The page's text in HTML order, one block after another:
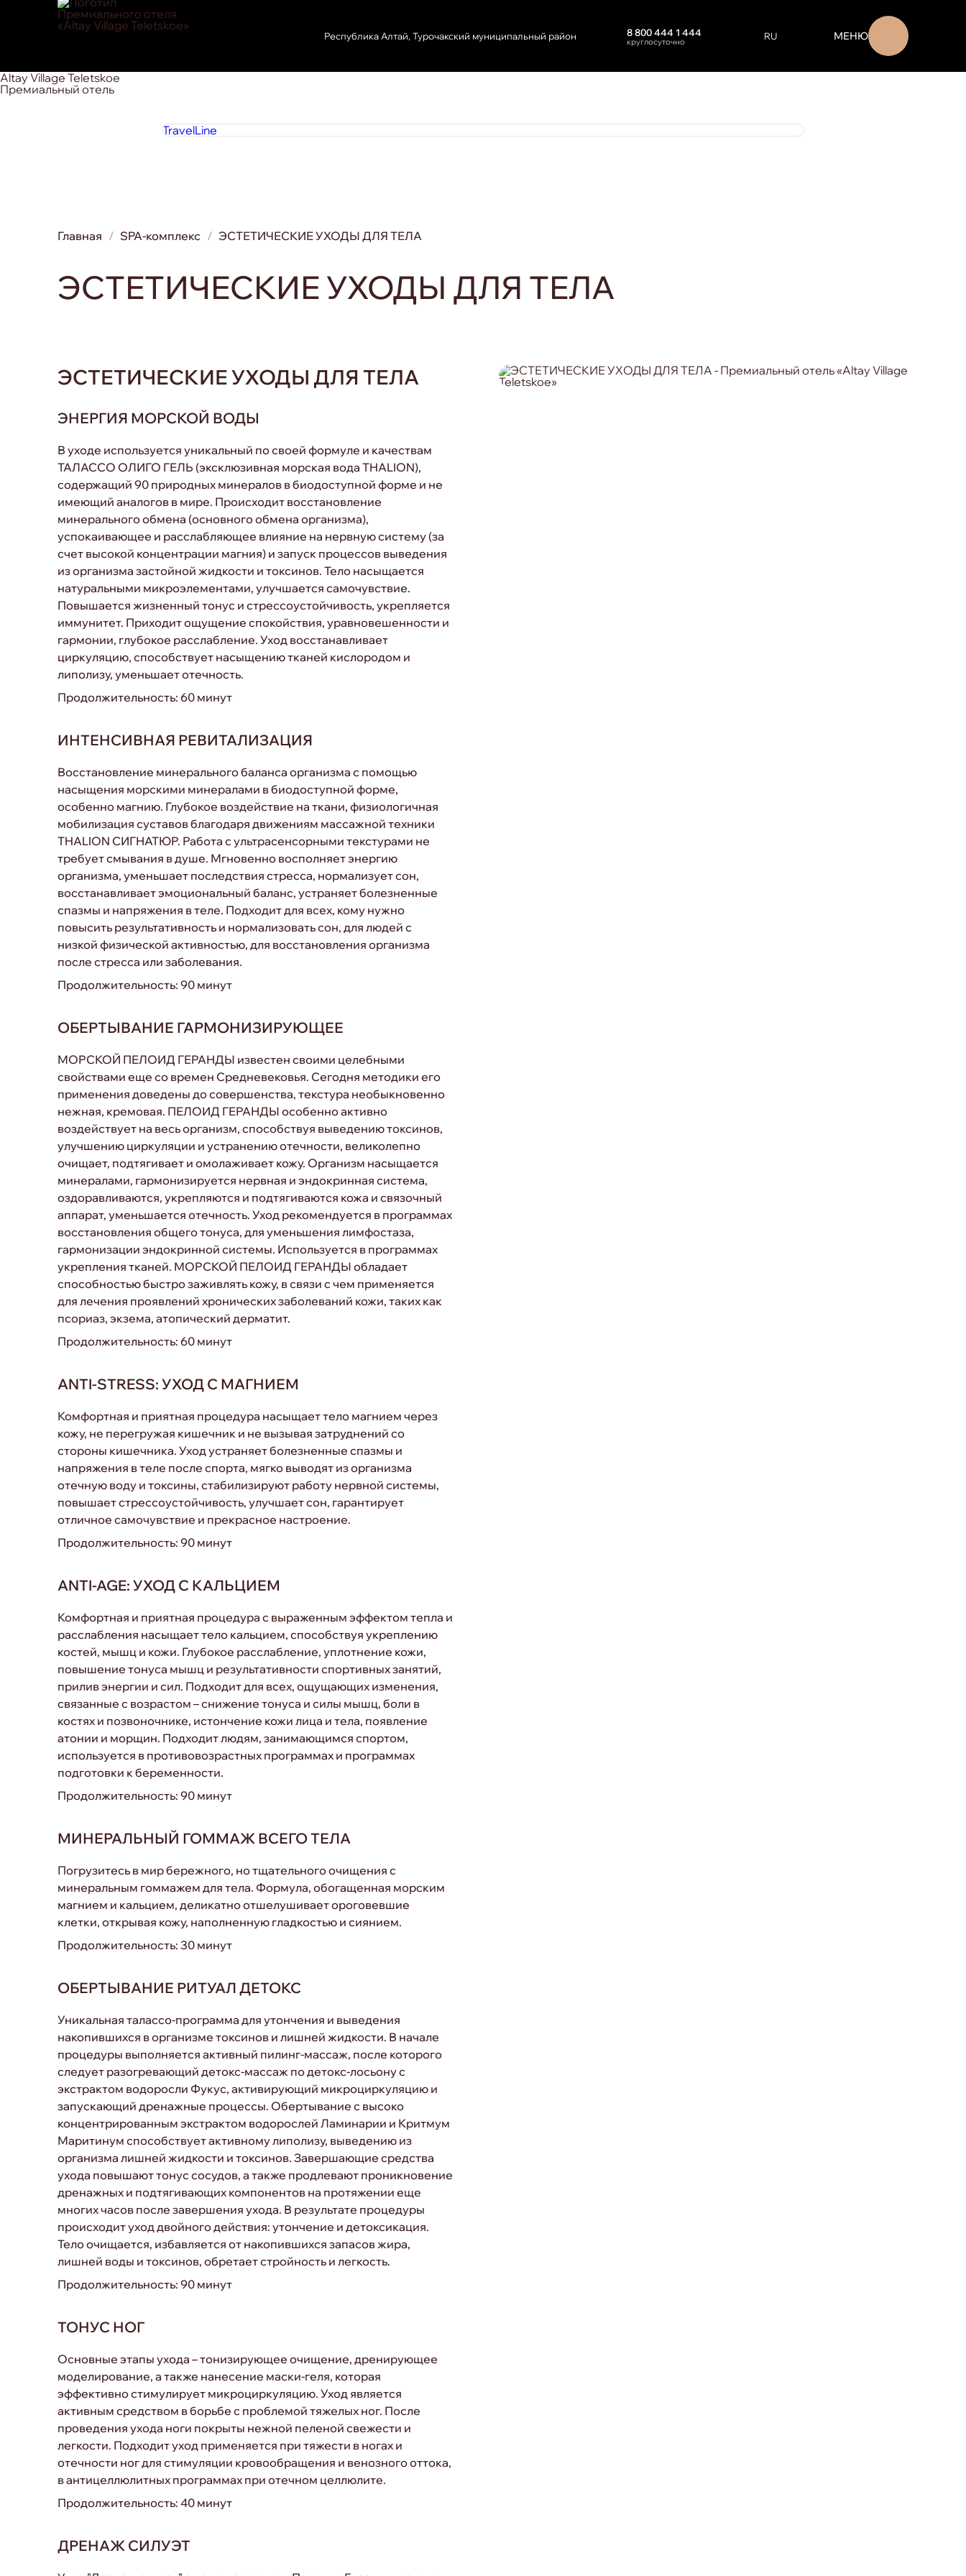
Altay Village Teletskoe
Премиальный отель
Республика Алтай, Турочакский муниципальный район 8 800 444 1 444
круглосуточно RU МЕНЮ
TravelLine
Главная SPA-комплекс ЭСТЕТИЧЕСКИЕ УХОДЫ ДЛЯ ТЕЛА
ЭСТЕТИЧЕСКИЕ УХОДЫ ДЛЯ ТЕЛА
ЭСТЕТИЧЕСКИЕ УХОДЫ ДЛЯ ТЕЛА
ЭНЕРГИЯ МОРСКОЙ ВОДЫ
В уходе используется уникальный по своей формуле и качествам
ТАЛАССО ОЛИГО ГЕЛЬ (эксклюзивная морская вода THALION),
содержащий 90 природных минералов в биодоступной форме и не
имеющий аналогов в мире. Происходит восстановление
минерального обмена (основного обмена организма),
успокаивающее и расслабляющее влияние на нервную систему (за
счет высокой концентрации магния) и запуск процессов выведения
из организма застойной жидкости и токсинов. Тело насыщается
натуральными микроэлементами, улучшается самочувствие.
Повышается жизненный тонус и стрессоустойчивость, укрепляется
иммунитет. Приходит ощущение спокойствия, уравновешенности и
гармонии, глубокое расслабление. Уход восстанавливает
циркуляцию, способствует насыщению тканей кислородом и
липолизу, уменьшает отечность.
Продолжительность: 60 минут
ИНТЕНСИВНАЯ РЕВИТАЛИЗАЦИЯ
Восстановление минерального баланса организма с помощью
насыщения морскими минералами в биодоступной форме,
особенно магнию. Глубокое воздействие на ткани, физиологичная
мобилизация суставов благодаря движениям массажной техники
THALION СИГНАТЮР. Работа с ультрасенсорными текстурами не
требует смывания в душе. Мгновенно восполняет энергию
организма, уменьшает последствия стресса, нормализует сон,
восстанавливает эмоциональный баланс, устраняет болезненные
спазмы и напряжения в теле. Подходит для всех, кому нужно
повысить результативность и нормализовать сон, для людей с
низкой физической активностью, для восстановления организма
после стресса или заболевания.
Продолжительность: 90 минут
ОБЕРТЫВАНИЕ ГАРМОНИЗИРУЮЩЕЕ
МОРСКОЙ ПЕЛОИД ГЕРАНДЫ известен своими целебными
свойствами еще со времен Средневековья. Сегодня методики его
применения доведены до совершенства, текстура необыкновенно
нежная, кремовая. ПЕЛОИД ГЕРАНДЫ особенно активно
воздействует на весь организм, способствуя выведению токсинов,
улучшению циркуляции и устранению отечности, великолепно
очищает, подтягивает и омолаживает кожу. Организм насыщается
минералами, гармонизируется нервная и эндокринная система,
оздоравливаются, укрепляются и подтягиваются кожа и связочный
аппарат, уменьшается отечность. Уход рекомендуется в программах
восстановления общего тонуса, для уменьшения лимфостаза,
гармонизации эндокринной системы. Используется в программах
укрепления тканей. МОРСКОЙ ПЕЛОИД ГЕРАНДЫ обладает
способностью быстро заживлять кожу, в связи с чем применяется
для лечения проявлений хронических заболеваний кожи, таких как
псориаз, экзема, атопический дерматит.
Продолжительность: 60 минут
ANTI-STRESS: УХОД С МАГНИЕМ
Комфортная и приятная процедура насыщает тело магнием через
кожу, не перегружая кишечник и не вызывая затруднений со
стороны кишечника. Уход устраняет болезненные спазмы и
напряжения в теле после спорта, мягко выводят из организма
отечную воду и токсины, стабилизируют работу нервной системы,
повышает стрессоустойчивость, улучшает сон, гарантирует
отличное самочувствие и прекрасное настроение.
Продолжительность: 90 минут
ANTI-AGE: УХОД С КАЛЬЦИЕМ
Комфортная и приятная процедура с выраженным эффектом тепла и
расслабления насыщает тело кальцием, способствуя укреплению
костей, мышц и кожи. Глубокое расслабление, уплотнение кожи,
повышение тонуса мышц и результативности спортивных занятий,
прилив энергии и сил. Подходит для всех, ощущающих изменения,
связанные с возрастом – снижение тонуса и силы мышц, боли в
костях и позвоночнике, истончение кожи лица и тела, появление
атонии и морщин. Подходит людям, занимающимся спортом,
используется в противовозрастных программах и программах
подготовки к беременности.
Продолжительность: 90 минут
МИНЕРАЛЬНЫЙ ГОММАЖ ВСЕГО ТЕЛА
Погрузитесь в мир бережного, но тщательного очищения с
минеральным гоммажем для тела. Формула, обогащенная морским
магнием и кальцием, деликатно отшелушивает ороговевшие
клетки, открывая кожу, наполненную гладкостью и сиянием.
Продолжительность: 30 минут
ОБЕРТЫВАНИЕ РИТУАЛ ДЕТОКС
Уникальная талассо-программа для утончения и выведения
накопившихся в организме токсинов и лишней жидкости. В начале
процедуры выполняется активный пилинг-массаж, после которого
следует разогревающий детокс-массаж по детокс-лосьону с
экстрактом водоросли Фукус, активирующий микроциркуляцию и
запускающий дренажные процессы. Обертывание с высоко
концентрированным экстрактом водорослей Ламинарии и Критмум
Маритинум способствует активному липолизу, выведению из
организма лишней жидкости и токсинов. Завершающие средства
ухода повышают тонус сосудов, а также продлевают проникновение
дренажных и подтягивающих компонентов на протяжении еще
многих часов после завершения ухода. В результате процедуры
происходит уход двойного действия: утончение и детоксикация.
Тело очищается, избавляется от накопившихся запасов жира,
лишней воды и токсинов, обретает стройность и легкость.
Продолжительность: 90 минут
ТОНУС НОГ
Основные этапы ухода – тонизирующее очищение, дренирующее
моделирование, а также нанесение маски-геля, которая
эффективно стимулирует микроциркуляцию. Уход является
активным средством в борьбе с проблемой тяжелых ног. После
проведения ухода ноги покрыты нежной пеленой свежести и
легкости. Подходит уход применяется при тяжести в ногах и
отечности ног для стимуляции кровообращения и венозного оттока,
в антицеллюлитных программах при отечном целлюлите.
Продолжительность: 40 минут
ДРЕНАЖ СИЛУЭТ